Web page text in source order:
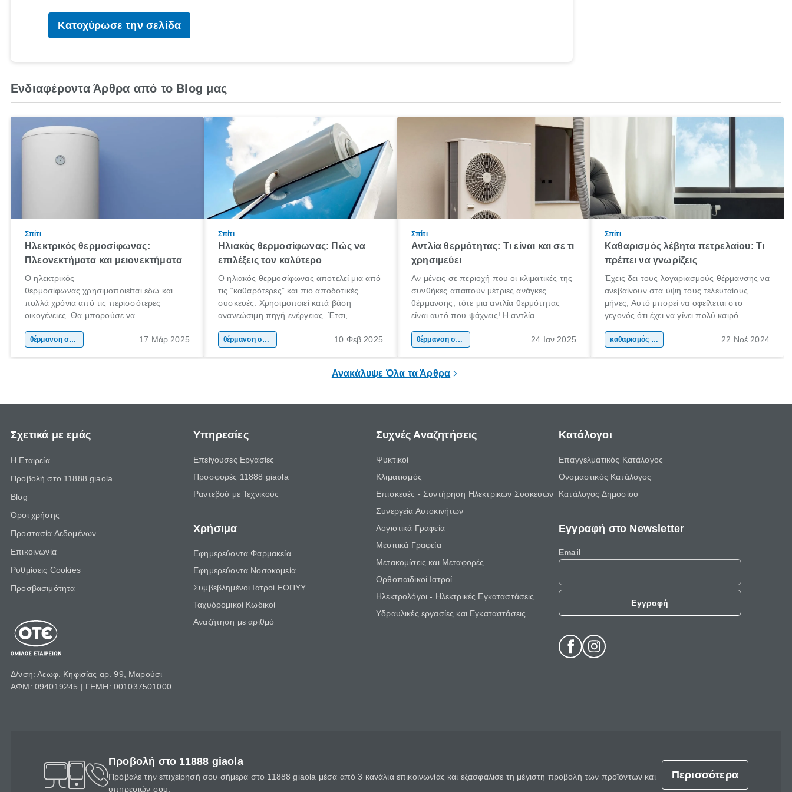
Κατοχύρωσε την σελίδα
Ενδιαφέροντα Άρθρα από το Blog μας
Σπίτι
Ηλεκτρικός θερμοσίφωνας:
Πλεονεκτήματα και μειονεκτήματα
Ο ηλεκτρικός
θερμοσίφωνας χρησιμοποιείται εδώ και
πολλά χρόνια από τις περισσότερες
οικογένειες. Θα μπορούσε να
θέρμανσης νερού αλλά σίγουρα είναι η
θέρμανση σπιτιού 17 Μάρ 2025
Σπίτι
Ηλιακός θερμοσίφωνας: Πώς να
επιλέξεις τον καλύτερο
Ο ηλιακός θερμοσίφωνας αποτελεί μια από
τις “καθαρότερες” και πιο αποδοτικές
συσκευές. Χρησιμοποιεί κατά βάση
ανανεώσιμη πηγή ενέργειας. Έτσι,
για την παραγωγή ζεστού νερού, τόσο
θέρμανση σπιτιού 10 Φεβ 2025
Σπίτι
Αντλία θερμότητας: Τι είναι και σε τι
χρησιμεύει
Αν μένεις σε περιοχή που οι κλιματικές της
συνθήκες απαιτούν μέτριες ανάγκες
θέρμανσης, τότε μια αντλία θερμότητας
είναι αυτό που ψάχνεις! Η αντλία
αποδοτική εναλλακτική λύση έναντι
θέρμανση σπιτιού 24 Ιαν 2025
Σπίτι
Καθαρισμός λέβητα πετρελαίου: Τι
πρέπει να γνωρίζεις
Έχεις δει τους λογαριασμούς θέρμανσης να
ανεβαίνουν στα ύψη τους τελευταίους
μήνες; Αυτό μπορεί να οφείλεται στο
γεγονός ότι έχει να γίνει πολύ καιρό
Ο καθαρισμός λέβητα πετρελαίου είναι μια
καθαρισμός σπιτιού 22 Νοέ 2024
Ανακάλυψε Όλα τα Άρθρα
Σχετικά με εμάς
Η Εταιρεία
Προβολή στο 11888 giaola
Blog
Όροι χρήσης
Προστασία Δεδομένων
Επικοινωνία
Ρυθμίσεις Cookies
Προσβασιμότητα
Δ/νση: Λεωφ. Κηφισίας αρ. 99, Μαρούσι
ΑΦΜ: 094019245 | ΓΕΜΗ: 001037501000
Υπηρεσίες
Επείγουσες Εργασίες
Προσφορές 11888 giaola
Ραντεβού με Τεχνικούς
Χρήσιμα
Εφημερεύοντα Φαρμακεία
Εφημερεύοντα Νοσοκομεία
Συμβεβλημένοι Ιατροί ΕΟΠΥΥ
Ταχυδρομικοί Κωδικοί
Αναζήτηση με αριθμό
Συχνές Αναζητήσεις
Ψυκτικοί
Κλιματισμός
Επισκευές - Συντήρηση Ηλεκτρικών Συσκευών
Συνεργεία Αυτοκινήτων
Λογιστικά Γραφεία
Μεσιτικά Γραφεία
Μετακομίσεις και Μεταφορές
Ορθοπαιδικοί Ιατροί
Ηλεκτρολόγοι - Ηλεκτρικές Εγκαταστάσεις
Υδραυλικές εργασίες και Εγκαταστάσεις
Κατάλογοι
Επαγγελματικός Κατάλογος
Ονομαστικός Κατάλογος
Κατάλογος Δημοσίου
Εγγραφή στο Newsletter
Email
Εγγραφή
Προβολή στο 11888 giaola
Πρόβαλε την επιχείρησή σου σήμερα στο 11888 giaola μέσα από 3 κανάλια επικοινωνίας και εξασφάλισε τη μέγιστη προβολή των προϊόντων και
υπηρεσιών σου.
Περισσότερα